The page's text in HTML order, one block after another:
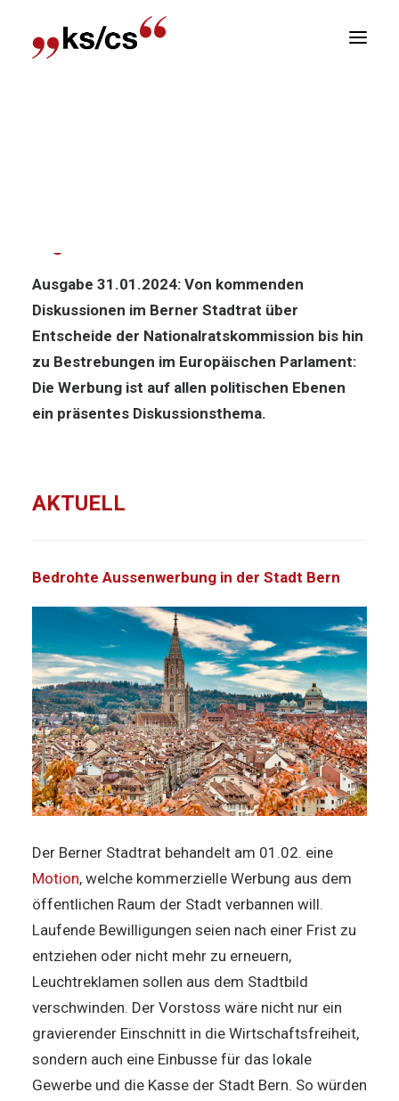
Ausgabe 31.01.2024: Von kommenden
Diskussionen im Berner Stadtrat über
Entscheide der Nationalratskommission bis hin
zu Bestrebungen im Europäischen Parlament:
Die Werbung ist auf allen politischen Ebenen
ein präsentes Diskussionsthema.
AKTUELL
Bedrohte Aussenwerbung in der Stadt Bern
Der Berner Stadtrat behandelt am 01.02. eine
Motion, welche kommerzielle Werbung aus dem
öffentlichen Raum der Stadt verbannen will.
Laufende Bewilligungen seien nach einer Frist zu
entziehen oder nicht mehr zu erneuern,
Leuchtreklamen sollen aus dem Stadtbild
verschwinden. Der Vorstoss wäre nicht nur ein
gravierender Einschnitt in die Wirtschaftsfreiheit,
sondern auch eine Einbusse für das lokale
Gewerbe und die Kasse der Stadt Bern. So würden